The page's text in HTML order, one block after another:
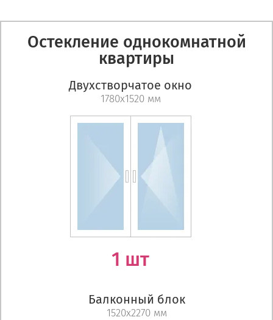
Остекление однокомнатной
квартиры
Двухстворчатое окно
1780х1520 мм
1 шт
Балконный блок
1520х2270 мм